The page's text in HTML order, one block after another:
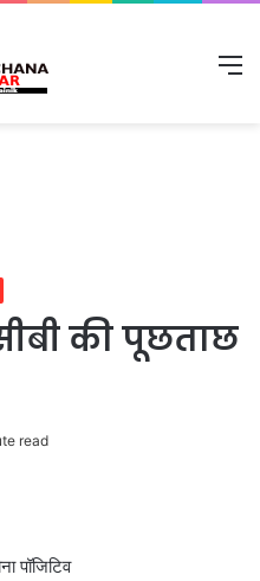
की पूछताछ
read
पॉजिटिव